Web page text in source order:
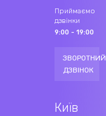
Приймаємо
дзвінки
9:00 - 19:00
ЗВОРОТНИЙ
ДЗВІНОК
Київ